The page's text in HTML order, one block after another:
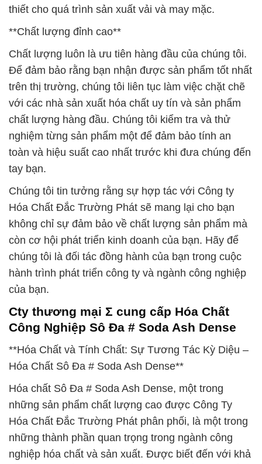
thiết cho quá trình sản xuất vải và may mặc.
**Chất lượng đỉnh cao**
Chất lượng luôn là ưu tiên hàng đầu của chúng tôi.
Để đảm bảo rằng bạn nhận được sản phẩm tốt nhất
trên thị trường, chúng tôi liên tục làm việc chặt chẽ
với các nhà sản xuất hóa chất uy tín và sản phẩm
chất lượng hàng đầu. Chúng tôi kiểm tra và thử
nghiệm từng sản phẩm một để đảm bảo tính an
toàn và hiệu suất cao nhất trước khi đưa chúng đến
tay bạn.
Chúng tôi tin tưởng rằng sự hợp tác với Công ty
Hóa Chất Đắc Trường Phát sẽ mang lại cho bạn
không chỉ sự đảm bảo về chất lượng sản phẩm mà
còn cơ hội phát triển kinh doanh của bạn. Hãy để
chúng tôi là đối tác đồng hành của bạn trong cuộc
hành trình phát triển công ty và ngành công nghiệp
của bạn.
Cty thương mại Σ cung cấp Hóa Chất
Công Nghiệp Sô Đa # Soda Ash Dense
**Hóa Chất và Tính Chất: Sự Tương Tác Kỳ Diệu –
Hóa Chất Sô Đa # Soda Ash Dense**
Hóa chất Sô Đa # Soda Ash Dense, một trong
những sản phẩm chất lượng cao được Công Ty
Hóa Chất Đắc Trường Phát phân phối, là một trong
những thành phần quan trọng trong ngành công
nghiệp hóa chất và sản xuất. Được biết đến với khả